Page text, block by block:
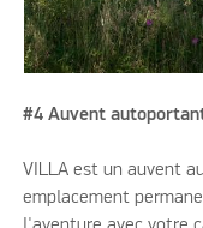
#4 Auvent
VILLA est un auvent
emplacement